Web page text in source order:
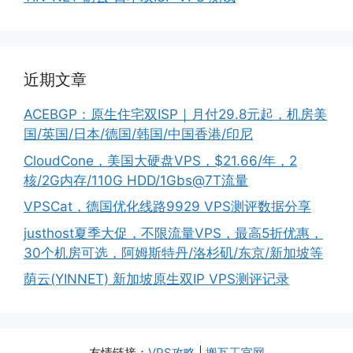
近期文章
ACEBGP：原生住宅双ISP｜月付29.8元起，机房美
国/英国/日本/德国/韩国/中国香港/印尼
CloudCone，美国大硬盘VPS，$21.66/年，2
核/2G内存/110G HDD/1Gbs@7T流量
VPSCat，德国优化线路9929 VPS测评数据分享
justhost夏季大促，不限流量VPS，最高5折优惠，
30个机房可选，阿姆斯特丹/洛杉矶/东京/新加坡等
荫云(YINNET) 新加坡原生双IP VPS测评记录